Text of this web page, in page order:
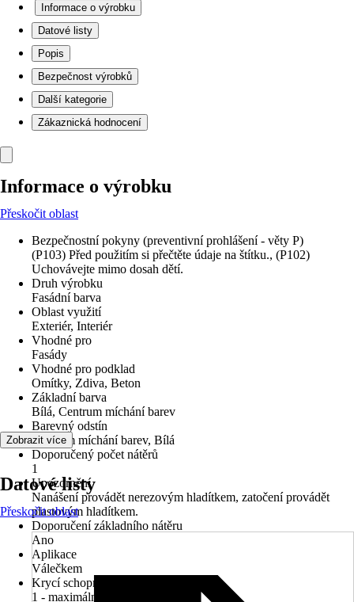
Informace o výrobku
Datové listy
Popis
Bezpečnost výrobků
Další kategorie
Zákaznická hodnocení
Informace o výrobku
Přeskočit oblast
Bezpečnostní pokyny (preventivní prohlášení - věty P)
(P103) Před použitím si přečtěte údaje na štítku., (P102)
Uchovávejte mimo dosah dětí.
Druh výrobku
Fasádní barva
Oblast využití
Exteriér, Interiér
Vhodné pro
Fasády
Vhodné pro podklad
Omítky, Zdiva, Beton
Základní barva
Bílá, Centrum míchání barev
Barevný odstín
Centrum míchání barev, Bílá
Doporučený počet nátěrů
1
Upozornění
Nanášení provádět nerezovým hladítkem, zatočení provádět
plastovým hladítkem.
Doporučení základního nátěru
Ano
Aplikace
Válečkem
Krycí schopnost
1 - maximální krycí síla
Zobrazit více
Datové listy
Přeskočit oblast